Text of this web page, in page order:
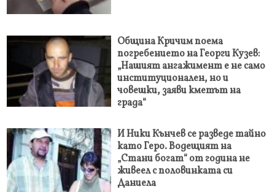
Община Кричим поема
погребението на Георги Кузев:
„Нашият ангажимент е не само
институционален, но и
човешки, заяви кметът на
града“
И Ники Кънчев се разведе тайно
като Геро. Водещият на
„Стани богат“ от година не
живеел с половинката си
Даниела